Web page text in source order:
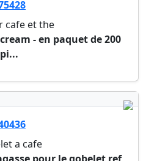
17 x 23 cm (-40°/+54°)
...
vaisselle energy ultra...